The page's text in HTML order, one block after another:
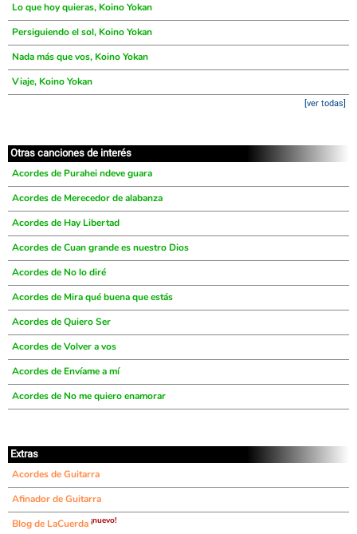
Lo que hoy quieras, Koino Yokan
Persiguiendo el sol, Koino Yokan
Nada más que vos, Koino Yokan
Viaje, Koino Yokan
[ver todas]
Otras canciones de interés
Acordes de Purahei ndeve guara
Acordes de Merecedor de alabanza
Acordes de Hay Libertad
Acordes de Cuan grande es nuestro Dios
Acordes de No lo diré
Acordes de Mira qué buena que estás
Acordes de Quiero Ser
Acordes de Volver a vos
Acordes de Envíame a mí
Acordes de No me quiero enamorar
Extras
Acordes de Guitarra
Afinador de Guitarra
Blog de LaCuerda ¡nuevo!